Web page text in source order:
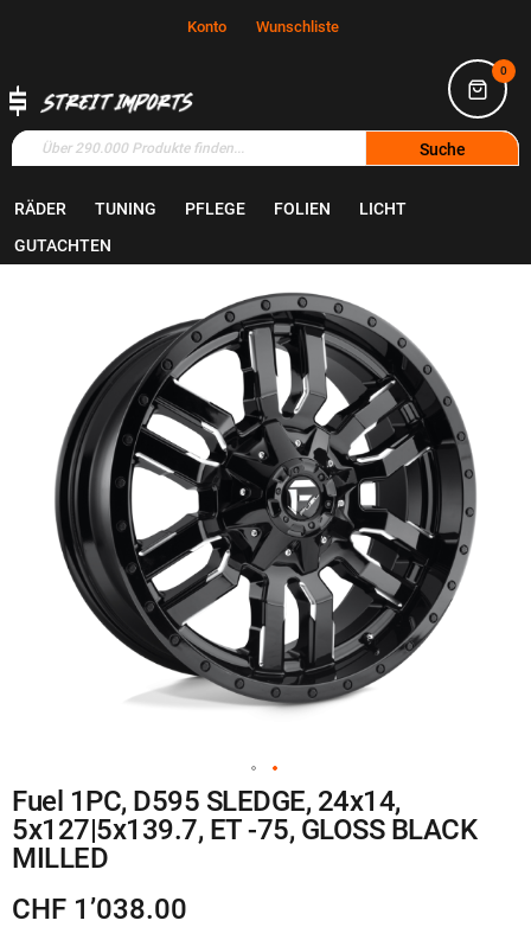
Konto Wunschliste
0
Suche
RÄDER TUNING PFLEGE FOLIEN
LICHT
GUTACHTEN
Zum
Ende
Zum
Anfang
der
Bildgalerie
springen
Fuel 1PC, D595 SLEDGE, 24x14,
5x127|5x139.7, ET -75, GLOSS BLACK
MILLED
CHF 1’038.00